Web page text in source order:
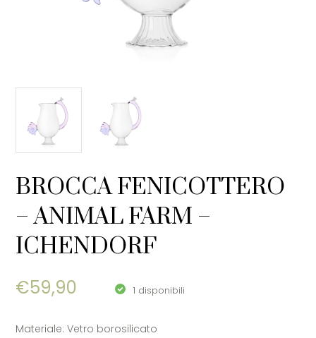
BROCCA FENICOTTERO
– ANIMAL FARM –
ICHENDORF
€59,90 1 disponibili
Materiale: Vetro borosilicato